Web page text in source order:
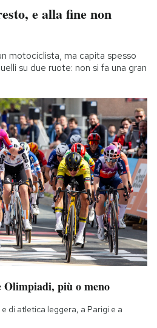
e alla fine non
motociclista, ma capita spesso
su due ruote: non si fa una gran
Olimpiadi, più o meno
di atletica leggera, a Parigi e a